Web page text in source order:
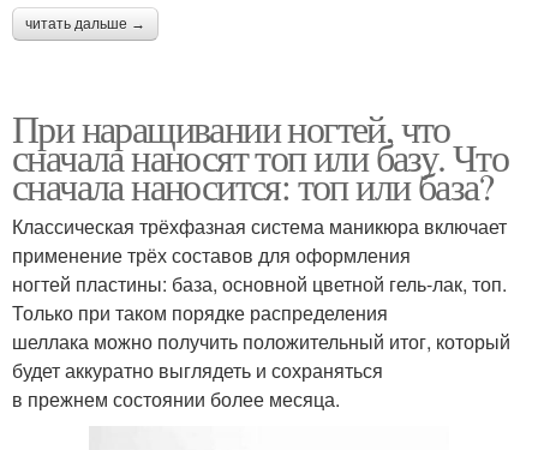
читать дальше →
При наращивании ногтей, что
сначала наносят топ или базу. Что
сначала наносится: топ или база?
Классическая трёхфазная система маникюра включает
применение трёх составов для оформления
ногтей пластины: база, основной цветной гель-лак, топ.
Только при таком порядке распределения
шеллака можно получить положительный итог, который
будет аккуратно выглядеть и сохраняться
в прежнем состоянии более месяца.